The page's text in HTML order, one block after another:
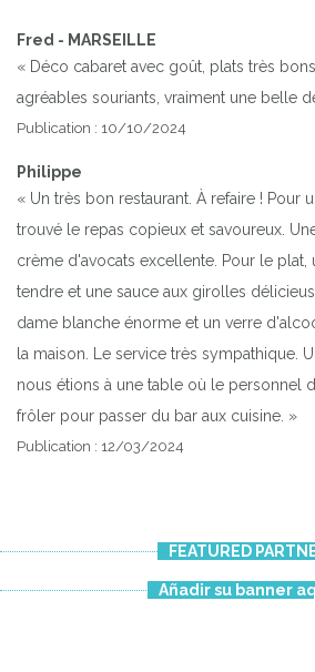
Previous
Fred - MARSEILLE
« Déco cabaret avec goût, plats très
agréables souriants, vraiment une belle
Publication : 10/10/2024
Philippe
« Un très bon restaurant. À refaire ! Pour
trouvé le repas copieux et savoureux.
crème d'avocats excellente. Pour le plat,
tendre et une sauce aux girolles
dame blanche énorme et un verre
la maison. Le service très sympathique.
nous étions à une table où le personnel
frôler pour passer du bar aux cuisine. »
Publication : 12/03/2024
FEATURED
Añadir su banner